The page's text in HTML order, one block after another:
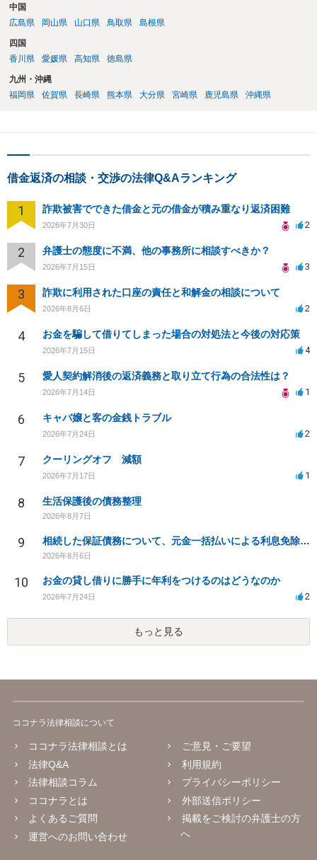
中国
広島県
岡山県 山口県 鳥取県 島根県
四国
香川県
愛媛県 高知県 徳島県
九州・沖縄
福岡県
佐賀県 長崎県 熊本県 大分県 宮崎県 鹿児島県 沖縄県
借金返済の相談・交渉の法律Q&Aランキング
1 詐欺被害でできた借金と元の借金が積み重なり返済困難
2026年7月30日 2
2 弁護士の態度に不満、他の事務所に相談すべきか？
2026年7月15日 3
3 詐欺に利用された口座の責任と和解金の相談について
2026年8月6日 2
4 お金を騙して借りてしまった場合の対処法と今後の対応策
2026年7月15日 4
5 愛人契約解消後の返済義務と取り立て行為の合法性は？
2026年7月14日 1
6 キャバ嬢と客の金銭トラブル
2026年7月24日 2
7 クーリングオフ 減額
2026年7月17日 1
8 生活保護後の債務整理
2026年8月7日
9 相続した保証債務について、元金一括払いによる利息免除の交渉は可能でしょうか
2026年8月6日
10 お金の貸し借りに勝手に年利をつけるのはどうなのか
2026年7月24日 2
もっと見る
ココナラ法律相談について
ココナラ法律相談とは
法律Q&A
法律相談コラム
ココナラとは
よくあるご質問
運営へのお問い合わせ
ご意見・ご要望
利用規約
プライバシーポリシー
外部送信ポリシー
掲載をご検討の弁護士の方
へ